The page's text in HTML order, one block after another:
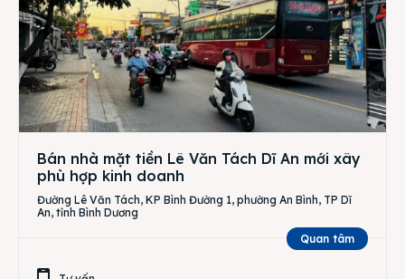
Bán nhà mặt tiền Lê Văn Tách Dĩ An mới xây
phù hợp kinh doanh
Đường Lê Văn Tách, KP Bình Đường 1, phường An Bình, TP Dĩ
An, tỉnh Bình Dương
Quan tâm